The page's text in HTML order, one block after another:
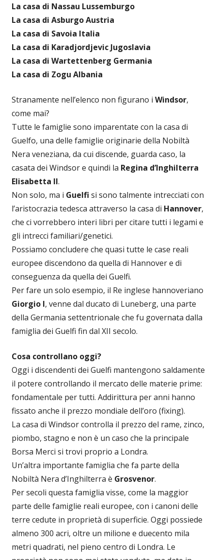
La casa di Nassau Lussemburgo
La casa di Asburgo Austria
La casa di Savoia Italia
La casa di Karadjordjevic Jugoslavia
La casa di Wartettenberg Germania
La casa di Zogu Albania
Stranamente nell’elenco non figurano i Windsor,
come mai?
Tutte le famiglie sono imparentate con la casa di
Guelfo, una delle famiglie originarie della Nobiltà
Nera veneziana, da cui discende, guarda caso, la
casata dei Windsor e quindi la Regina d’Inghilterra
Elisabetta II.
Non solo, ma i Guelfi si sono talmente intrecciati con
l’aristocrazia tedesca attraverso la casa di Hannover,
che ci vorrebbero interi libri per citare tutti i legami e
gli intrecci familiari/genetici.
Possiamo concludere che quasi tutte le case reali
europee discendono da quella di Hannover e di
conseguenza da quella dei Guelfi.
Per fare un solo esempio, il Re inglese hannoveriano
Giorgio I, venne dal ducato di Luneberg, una parte
della Germania settentrionale che fu governata dalla
famiglia dei Guelfi fin dal XII secolo.
Cosa controllano oggi?
Oggi i discendenti dei Guelfi mantengono saldamente
il potere controllando il mercato delle materie prime:
fondamentale per tutti. Addirittura per anni hanno
fissato anche il prezzo mondiale dell’oro (fixing).
La casa di Windsor controlla il prezzo del rame, zinco,
piombo, stagno e non è un caso che la principale
Borsa Merci si trovi proprio a Londra.
Un’altra importante famiglia che fa parte della
Nobiltà Nera d’Inghilterra è Grosvenor.
Per secoli questa famiglia visse, come la maggior
parte delle famiglie reali europee, con i canoni delle
terre cedute in proprietà di superficie. Oggi possiede
almeno 300 acri, oltre un milione e duecento mila
metri quadrati, nel pieno centro di Londra. Le